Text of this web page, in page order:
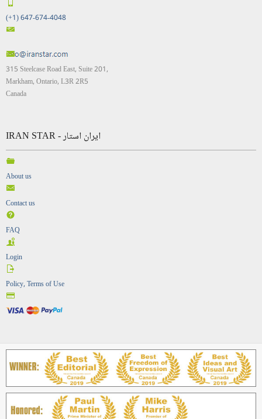
(+1) 647-674-4048
315 Steelcase Road East, Suite 201,
Markham, Ontario, L3R 2R5
Canada
IRAN STAR - ایران استار
About us
Contact us
FAQ
Login
Policy, Terms of Use